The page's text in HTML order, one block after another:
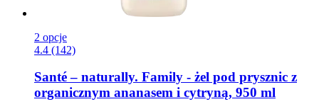
2 opcje
4.4 (142)
Santé – naturally. Family -​ żel pod prysznic z
organicznym ananasem i cytryną, 950 ml